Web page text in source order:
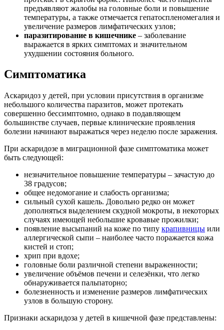
предъявляют жалобы на головные боли и повышение
температуры, а также отмечается гепатоспленомегалия и
увеличение размеров лимфатических узлов;
паразитирование в кишечнике – заболевание
выражается в ярких симптомах и значительном
ухудшении состояния больного.
Симптоматика
Аскаридоз у детей, при условии присутствия в организме
небольшого количества паразитов, может протекать
совершенно бессимптомно, однако в подавляющем
большинстве случаев, первые клинические проявления
болезни начинают выражаться через неделю после заражения.
При аскаридозе в миграционной фазе симптоматика может
быть следующей:
незначительное повышение температуры – зачастую до
38 градусов;
общее недомогание и слабость организма;
сильный сухой кашель. Довольно редко он может
дополняться выделением скудной мокроты, в некоторых
случаях имеющей небольшие кровавые прожилки;
появление высыпаний на коже по типу крапивницы или
аллергической сыпи – наиболее часто поражается кожа
кистей и стоп;
хрип при вдохе;
головные боли различной степени выраженности;
увеличение объёмов печени и селезёнки, что легко
обнаруживается пальпаторно;
болезненность и изменение размеров лимфатических
узлов в большую сторону.
Признаки аскаридоза у детей в кишечной фазе представлены: